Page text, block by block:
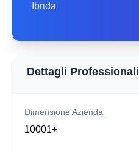
Ibrida
Dettagli Professionali
Dimensione Azienda
10001+